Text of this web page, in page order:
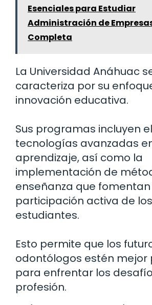
Esenciales para Estudiar
Administración de
Completa
La Universidad Anáhuac
caracteriza por su
innovación educativa.
Sus programas incluyen
tecnologías avanzadas
aprendizaje, así como la
implementación de
enseñanza que fomentan
participación activa de los
estudiantes.
Esto permite que los
odontólogos estén mejor
para enfrentar los
profesión.